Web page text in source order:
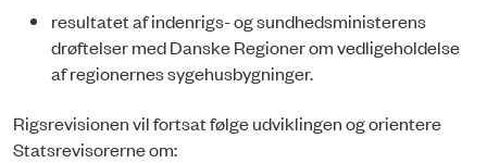
resultatet af indenrigs- og sundhedsministerens
drøftelser med Danske Regioner om vedligeholdel­se
af regionernes sygehusbygninger.
Rigsrevisionen vil fortsat følge udviklingen og orientere
Statsrevisorerne om: